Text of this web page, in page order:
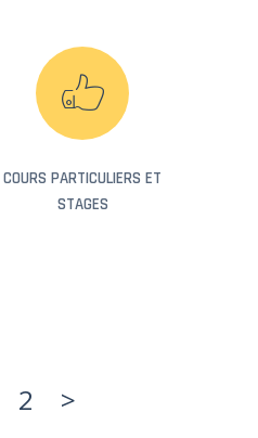
COURS PARTICULIERS ET
STAGES
2 >